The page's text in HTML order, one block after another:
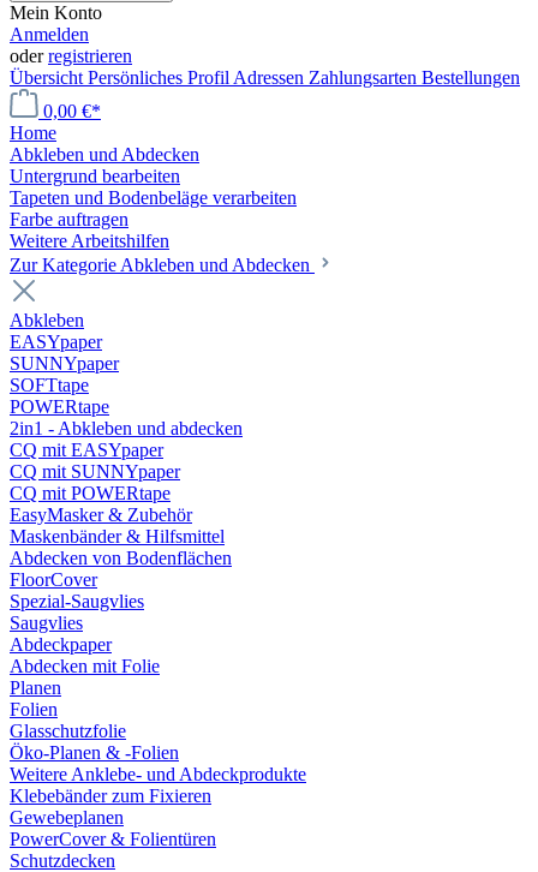
Mein Konto
Anmelden
oderregistrieren
Übersicht Persönliches Profil Adressen Zahlungsarten Bestellungen
0,00 €*
Home
Abkleben und Abdecken
Untergrund bearbeiten
Tapeten und Bodenbeläge verarbeiten
Farbe auftragen
Weitere Arbeitshilfen
Zur Kategorie Abkleben und Abdecken
Abkleben
EASYpaper
SUNNYpaper
SOFTtape
POWERtape
2in1 - Abkleben und abdecken
CQ mit EASYpaper
CQ mit SUNNYpaper
CQ mit POWERtape
EasyMasker & Zubehör
Maskenbänder & Hilfsmittel
Abdecken von Bodenflächen
FloorCover
Spezial-Saugvlies
Saugvlies
Abdeckpaper
Abdecken mit Folie
Planen
Folien
Glasschutzfolie
Öko-Planen & -Folien
Weitere Anklebe- und Abdeckprodukte
Klebebänder zum Fixieren
Gewebeplanen
PowerCover & Folientüren
Schutzdecken